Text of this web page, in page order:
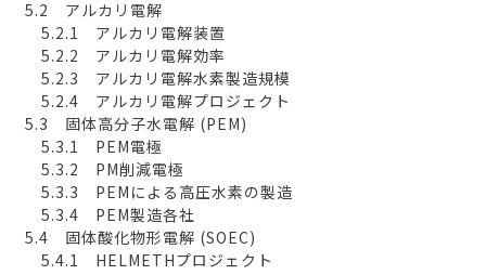
5.2 アルカリ電解
5.2.1 アルカリ電解装置
5.2.2 アルカリ電解効率
5.2.3 アルカリ電解水素製造規模
5.2.4 アルカリ電解プロジェクト
5.3 固体高分子水電解 (PEM)
5.3.1 PEM電極
5.3.2 PM削減電極
5.3.3 PEMによる高圧水素の製造
5.3.4 PEM製造各社
5.4 固体酸化物形電解 (SOEC)
5.4.1 HELMETHプロジェクト